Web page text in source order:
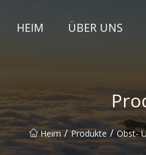
HEIM ÜBER UNS
Heim / Produkte / Obst-